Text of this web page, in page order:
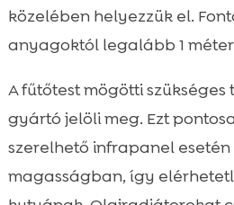
közelében helyezzük el.
anyagoktól legalább 1
A fűtőtest mögötti
gyártó jelöli meg. Ezt
szerelhető infrapanel esetén
magasságban, így